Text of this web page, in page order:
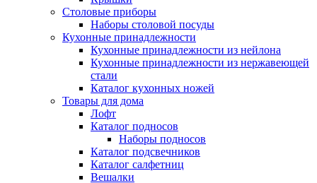
Столовые приборы
Наборы столовой посуды
Кухонные принадлежности
Кухонные принадлежности из нейлона
Кухонные принадлежности из нержавеющей
стали
Каталог кухонных ножей
Товары для дома
Лофт
Каталог подносов
Наборы подносов
Каталог подсвечников
Каталог салфетниц
Вешалки